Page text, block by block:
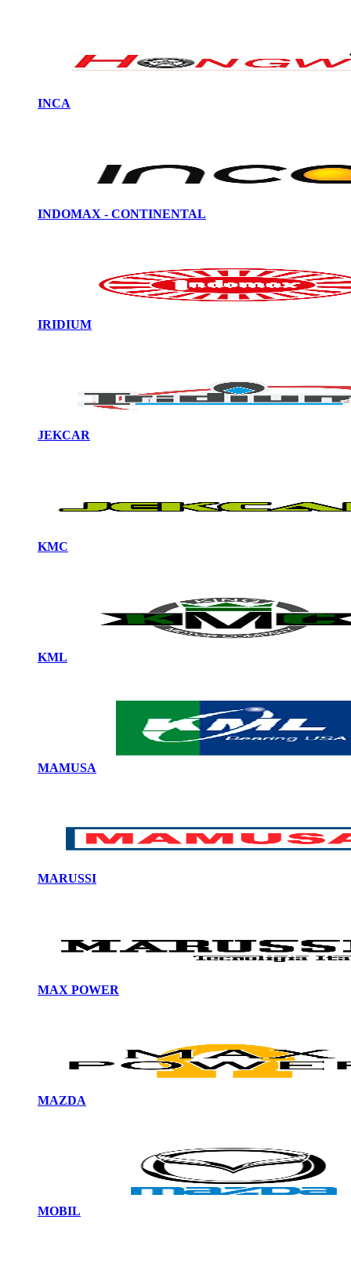
INCA
INDOMAX - CONTINENTAL
IRIDIUM
JEKCAR
KMC
KML
MAMUSA
MARUSSI
MAX POWER
MAZDA
MOBIL